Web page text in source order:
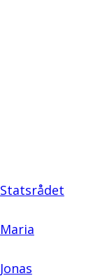
Statsrådet
Maria
Jonas